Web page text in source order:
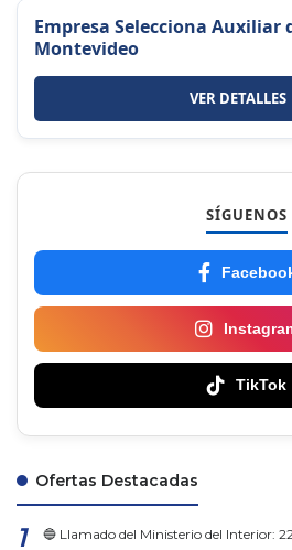
Empresa Selecciona Auxiliar
Montevideo
VER
SÍGUENOS
TikTok
Ofertas Destacadas
🔵 Llamado del Ministerio del Interior: